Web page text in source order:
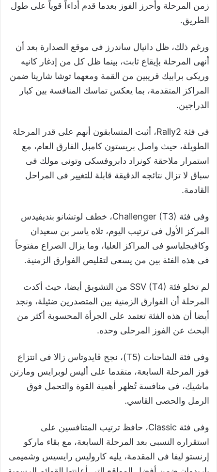
زمن المرحلة وأحرز الفوز بعدما قدم أداءاً قوياً على طول
الطريق.
ورغم ذلك، ظل دانيال ساندرز فى موقع الصدارة بعد أن
أنهى المرحلة بإيقاع ثابت، بينما ظل كل من إدغار كانيه
وريكى برابيك قريبين من القمة ومعهما توشا شارينا ضمن
المراكز المتقدمة، بما يعكس تماسك المنافسة بين كبار
الدراجين.
فى فئة Rally2، أثبت المتسابقون أنهم على قدر المرحلة
الطويلة، حيث واصل بريستون كامبل الفارق العام، مع
استمرار ملاحقة كونراد دابروفسكى وتونى مولك فى
سباق لا تزال نتائجه الدقيقة قابلة للتغيير فى المراحل
القادمة.
وفى فئة Challenger (T3)، خطف لوتشانو بنديفيدس
المركز الأول فى ترتيب اليوم، تلاه ياسر بن سعيدان
وكافيجلياسو فى المراكز العليا، وما يزال الصراع مفتوحاً
فى هذه الفئة بين من يسعى لتقليص الفوارق الزمنية.
لم تخلو فئة SSV (T4) من التشويق أيضا، حيث أكدت
المرحلة أن الفوارق الزمنية بين المتصدرين ضئيلة، ونجد
أيضا أن هذه الفئة تعتمد على الجرأة المحسوبة أكثر من
البحث عن الفوز المرحلى وحده.
وفى فئة الشاحنات (T5)، نجح ڤايدوتاس زالا فى انتزاع
فوز المرحلة السابعة، متقدما على أليس لوبرايس ومارتن
ماشيك، فى منافسة تُظهر أهمية القوة والتحمل فوق
الرمل والحصى القاسي.
وفى فئة Classic، حافظ ترتيب المتنافسين على
استقراره النسبى بعد المرحلة السابعة، مع بقاء ماركو
إرنستو ليفا فى المقدمة، يليه كاروليس رايسيس وشميمى